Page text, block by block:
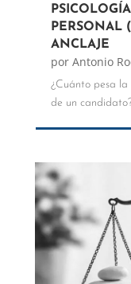
PERSONAL
ANCLAJE
por Antonio
¿Cuánto pesa
de un